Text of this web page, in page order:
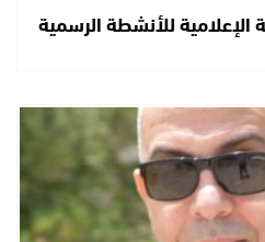
للأنشطة الرسمية